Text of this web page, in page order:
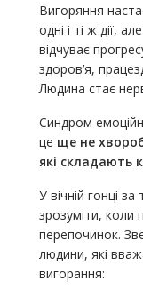
Вигоряння
одні і ті ж дії,
відчуває
здоров’я,
Людина стає
Синдром
це ще не
які складають
У вічній гонці
зрозуміти, коли
перепочинок.
людини, які
вигорання: